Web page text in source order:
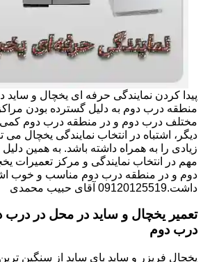
پیدا کردن نمایندگی حرفه ای یخچال و ساید
منطقه درب دوم به دلیل گسترده بودن
مختلف درب دوم و در منطقه درب دوم
دیگر، اشتباه در انتخاب نمایندگی یخچال
زیادی را به همراه داشته باشد. به همین دلیل
مهم در انتخاب نمایندگی و مرکز تعمیرات
دوم و در منطقه درب دوم مناسب و خوب
داشت.09120125519 آقای حبیب محمدی
تعمیر یخچال و ساید در محل در درب
درب دوم
یخچال فریزر و ساید بای ساید از سنگین